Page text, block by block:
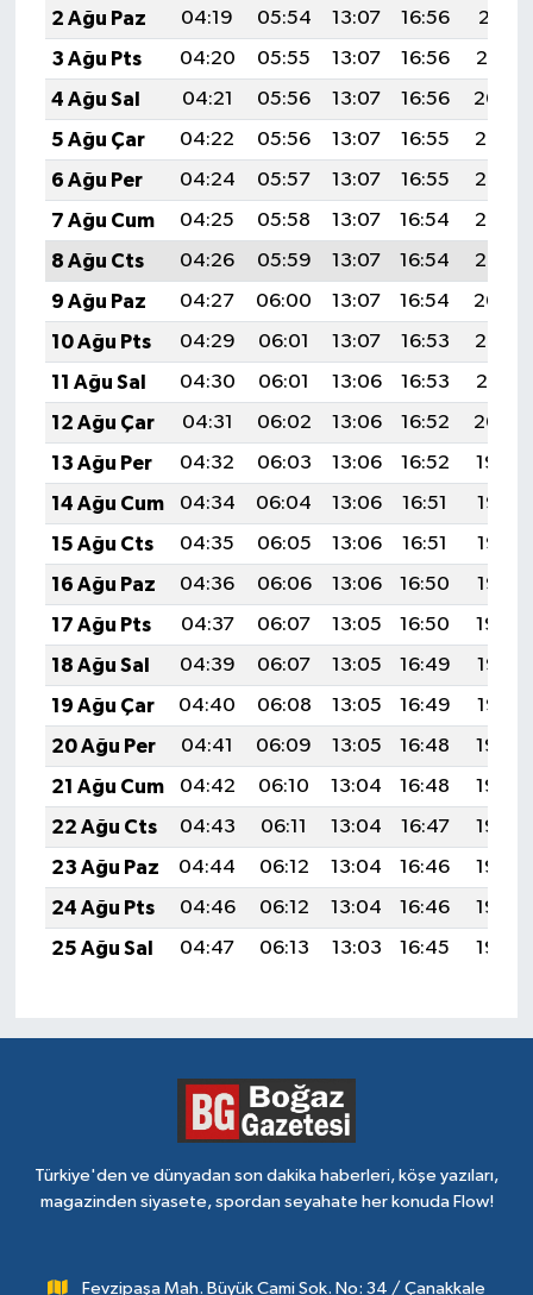
2 Ağu Paz
04:19 05:54 13:07 16:56
20:11
3 Ağu Pts
04:20 05:55 13:07 16:56
20:10
4 Ağu Sal
04:21 05:56 13:07 16:56
20:09
5 Ağu Çar
04:22 05:56 13:07 16:55
20:08
6 Ağu Per
04:24 05:57 13:07 16:55
20:07
7 Ağu Cum
04:25 05:58 13:07 16:54
20:06
8 Ağu Cts
04:26 05:59 13:07 16:54
20:05
9 Ağu Paz
04:27 06:00 13:07 16:54
20:04
10 Ağu Pts
04:29 06:01 13:07 16:53
20:03
11 Ağu Sal
04:30 06:01 13:06 16:53
20:01
12 Ağu Çar
04:31 06:02 13:06 16:52
20:00
13 Ağu Per
04:32 06:03 13:06 16:52
19:59
14 Ağu Cum
04:34 06:04 13:06 16:51
19:58
15 Ağu Cts
04:35 06:05 13:06 16:51
19:57
16 Ağu Paz
04:36 06:06 13:06 16:50
19:55
17 Ağu Pts
04:37 06:07 13:05 16:50
19:54
18 Ağu Sal
04:39 06:07 13:05 16:49
19:53
19 Ağu Çar
04:40 06:08 13:05 16:49
19:52
20 Ağu Per
04:41 06:09 13:05 16:48
19:50
21 Ağu Cum
04:42 06:10 13:04 16:48
19:49
22 Ağu Cts
04:43 06:11 13:04 16:47
19:48
23 Ağu Paz
04:44 06:12 13:04 16:46
19:46
24 Ağu Pts
04:46 06:12 13:04 16:46
19:45
25 Ağu Sal
04:47 06:13 13:03 16:45 19:43
Türkiye'den ve dünyadan son dakika haberleri, köşe yazıları,
magazinden siyasete, spordan seyahate her konuda Flow!
Fevzipaşa Mah. Büyük Cami Sok. No: 34 / Çanakkale